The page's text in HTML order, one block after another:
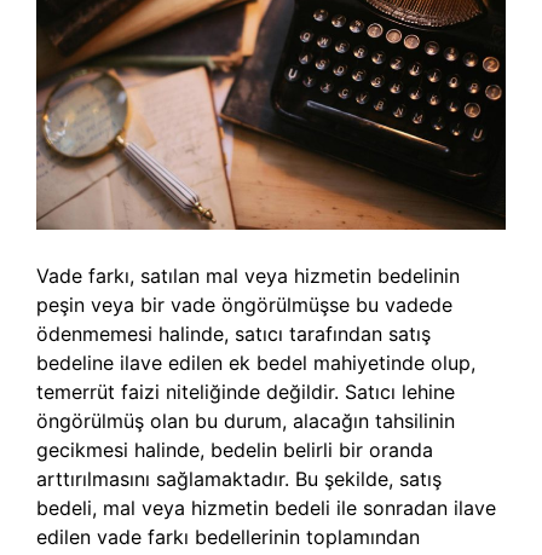
Vade farkı, satılan mal veya hizmetin bedelinin
peşin veya bir vade öngörülmüşse bu vadede
ödenmemesi halinde, satıcı tarafından satış
bedeline ilave edilen ek bedel mahiyetinde olup,
temerrüt faizi niteliğinde değildir. Satıcı lehine
öngörülmüş olan bu durum, alacağın tahsilinin
gecikmesi halinde, bedelin belirli bir oranda
arttırılmasını sağlamaktadır. Bu şekilde, satış
bedeli, mal veya hizmetin bedeli ile sonradan ilave
edilen vade farkı bedellerinin toplamından